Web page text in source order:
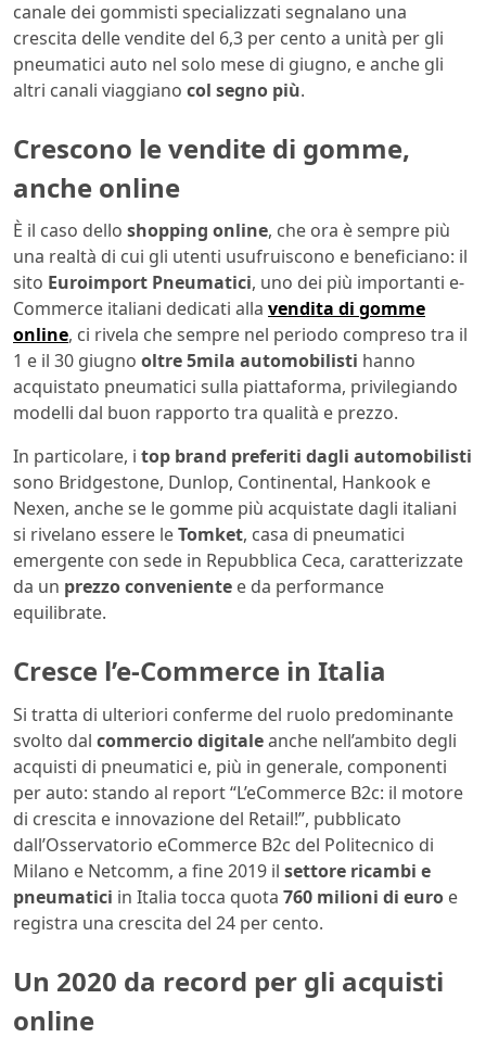
canale dei gommisti specializzati segnalano una
crescita delle vendite del 6,3 per cento a unità per gli
pneumatici auto nel solo mese di giugno, e anche gli
altri canali viaggiano col segno più.
Crescono le vendite di gomme,
anche online
È il caso dello shopping online, che ora è sempre più
una realtà di cui gli utenti usufruiscono e beneficiano: il
sito Euroimport Pneumatici, uno dei più importanti e-
Commerce italiani dedicati alla vendita di gomme
online, ci rivela che sempre nel periodo compreso tra il
1 e il 30 giugno oltre 5mila automobilisti hanno
acquistato pneumatici sulla piattaforma, privilegiando
modelli dal buon rapporto tra qualità e prezzo.
In particolare, i top brand preferiti dagli automobilisti
sono Bridgestone, Dunlop, Continental, Hankook e
Nexen, anche se le gomme più acquistate dagli italiani
si rivelano essere leTomket, casa di pneumatici
emergente con sede in Repubblica Ceca, caratterizzate
da un prezzo conveniente e da performance
equilibrate.
Cresce l’e-Commerce in Italia
Si tratta di ulteriori conferme del ruolo predominante
svolto dal commercio digitaleanche nell’ambito degli
acquisti di pneumatici e, più in generale, componenti
per auto: stando al report “L’eCommerce B2c: il motore
di crescita e innovazione del Retail!”, pubblicato
dall’Osservatorio eCommerce B2c del Politecnico di
Milano e Netcomm, a fine 2019 il settore ricambi e
pneumatici in Italia tocca quota 760 milioni di euro e
registra una crescita del 24 per cento.
Un 2020 da record per gli acquisti
online